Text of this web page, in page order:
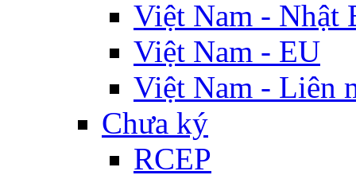
Việt Nam - Nhật
Việt Nam - EU
Việt Nam - Liên
Chưa ký
RCEP